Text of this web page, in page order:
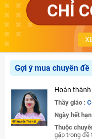
CHỈ
Gợi ý mua chuyên đề
Hoàn
Thầy giáo :
Ngày hết
Thuộc
gặp trong đề